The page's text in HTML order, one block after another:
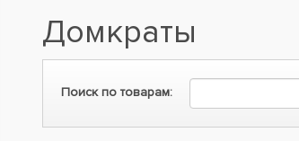
Домкраты
Поиск по товарам: